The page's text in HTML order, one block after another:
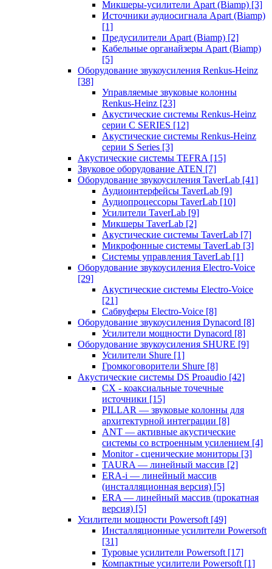
Микшеры-усилители Apart (Biamp) [3]
Источники аудиосигнала Apart (Biamp)
[1]
Предусилители Apart (Biamp) [2]
Кабельные органайзеры Apart (Biamp)
[5]
Оборудование звукоусиления Renkus-Heinz
[38]
Управляемые звуковые колонны
Renkus-Heinz [23]
Акустические системы Renkus-Heinz
серии C SERIES [12]
Акустические системы Renkus-Heinz
серии S Series [3]
Акустические системы TEFRA [15]
Звуковое оборудование ATEN [7]
Оборудование звукоусиления TaverLab [41]
Аудиоинтерфейсы TaverLab [9]
Аудиопроцессоры TaverLab [10]
Усилители TaverLab [9]
Микшеры TaverLab [2]
Акустические системы TaverLab [7]
Микрофонные системы TaverLab [3]
Системы управления TaverLab [1]
Оборудование звукоусиления Electro-Voice
[29]
Акустические системы Electro-Voice
[21]
Сабвуферы Electro-Voice [8]
Оборудование звукоусиления Dynacord [8]
Усилители мощности Dynacord [8]
Оборудование звукоусиления SHURE [9]
Усилители Shure [1]
Громкоговорители Shure [8]
Акустические системы DS Proaudio [42]
CX - коаксиальные точечные
источники [15]
PILLAR — звуковые колонны для
архитектурной интеграции [8]
ANT — активные акустические
системы со встроенным усилением [4]
Monitor - сценические мониторы [3]
TAURA — линейный массив [2]
ERA-i — линейный массив
(инсталляционная версия) [5]
ERA — линейный массив (прокатная
версия) [5]
Усилители мощности Powersoft [49]
Инсталляционные усилители Powersoft
[31]
Туровые усилители Powersoft [17]
Компактные усилители Powersoft [1]